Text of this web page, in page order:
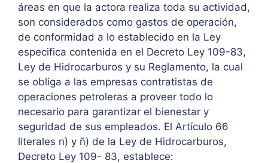
áreas en que la actora realiza toda su actividad,
son considerados como gastos de operación,
de conformidad a lo establecido en la Ley
especifica contenida en el Decreto Ley 109-83,
Ley de Hidrocarburos y su Reglamento, la cual
se obliga a las empresas contratistas de
operaciones petroleras a proveer todo lo
necesario para garantizar el bienestar y
seguridad de sus empleados. El Artículo 66
literales n) y ñ) de la Ley de Hidrocarburos,
Decreto Ley 109- 83, establece: